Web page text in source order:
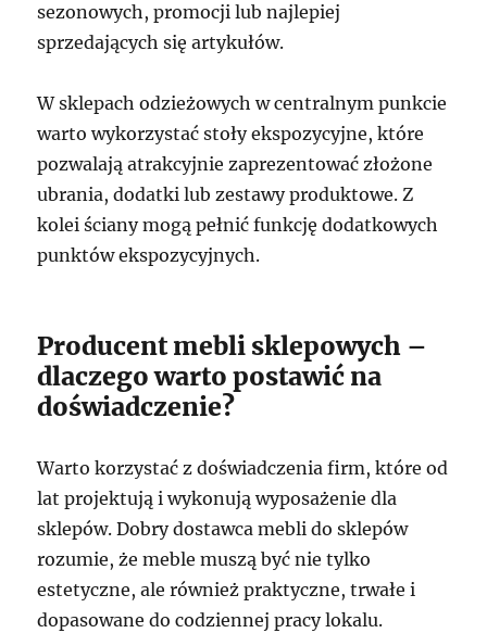
sezonowych, promocji lub najlepiej
sprzedających się artykułów.
W sklepach odzieżowych w centralnym punkcie
warto wykorzystać stoły ekspozycyjne, które
pozwalają atrakcyjnie zaprezentować złożone
ubrania, dodatki lub zestawy produktowe. Z
kolei ściany mogą pełnić funkcję dodatkowych
punktów ekspozycyjnych.
Producent mebli sklepowych –
dlaczego warto postawić na
doświadczenie?
Warto korzystać z doświadczenia firm, które od
lat projektują i wykonują wyposażenie dla
sklepów. Dobry dostawca mebli do sklepów
rozumie, że meble muszą być nie tylko
estetyczne, ale również praktyczne, trwałe i
dopasowane do codziennej pracy lokalu.